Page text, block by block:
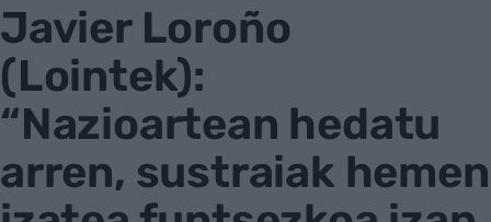
Javier Loroño
(Lointek):
“Nazioartean hedatu
arren, sustraiak hemen